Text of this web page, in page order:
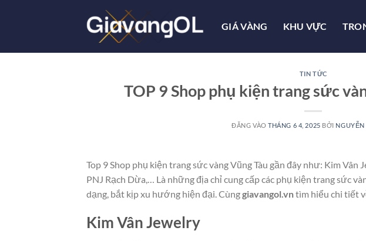
dung
GIÁ VÀNG KHU VỰC
TIN TỨC
TOP 9 Shop phụ kiện trang sức
ĐĂNG VÀOTHÁNG 6 4, 2025 BỞI NGUYỄN
Top 9 Shop phụ kiện trang sức vàng Vũng Tàu gần đây như: Kim Vân
PNJ Rạch Dừa,… Là những địa chỉ cung cấp các phụ kiện trang sức
dạng, bắt kịp xu hướng hiện đại. Cùnggiavangol.vntìm hiểu chi tiết
Kim Vân Jewelry